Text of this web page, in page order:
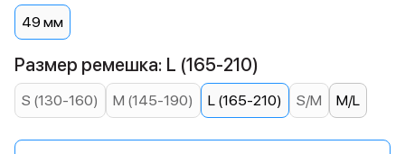
49 мм
Размер ремешка: L (165-210)
S (130-160) M (145-190) L (165-210) S/M M/L